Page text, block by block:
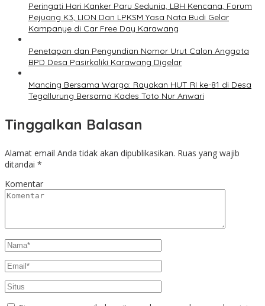
Peringati Hari Kanker Paru Sedunia, LBH Kencana, Forum
Pejuang K3, LION Dan LPKSM Yasa Nata Budi Gelar
Kampanye di Car Free Day Karawang
Penetapan dan Pengundian Nomor Urut Calon Anggota
BPD Desa Pasirkaliki Karawang Digelar
Mancing Bersama Warga: Rayakan HUT RI ke-81 di Desa
Tegallurung Bersama Kades Toto Nur Anwari
Tinggalkan Balasan
Alamat email Anda tidak akan dipublikasikan. Ruas yang wajib
ditandai *
Komentar